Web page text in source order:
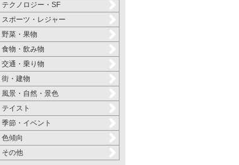
テクノロジー・SF
スポーツ・レジャー
野菜・果物
食物・飲み物
交通・乗り物
街・建物
風景・自然・景色
テイスト
季節・イベント
色傾向
その他